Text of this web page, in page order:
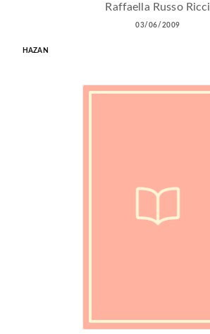
Raffaella Russo Ricci
03/06/2009
HAZAN